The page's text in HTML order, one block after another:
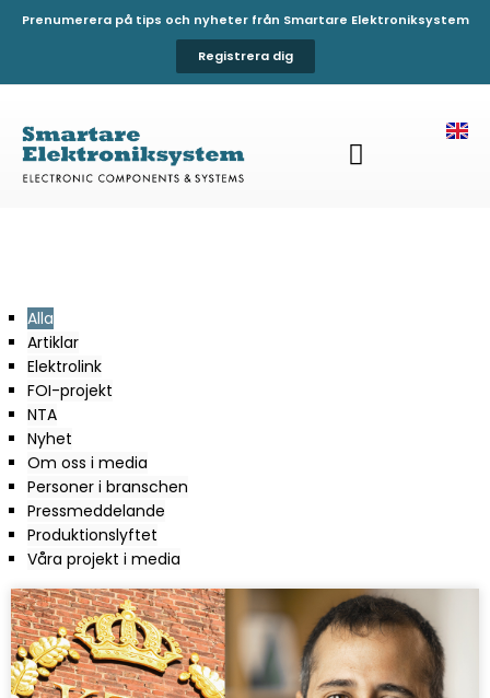
Prenumerera på tips och nyheter från Smartare Elektroniksystem
Registrera dig
Alla
Artiklar
Elektrolink
FOI-projekt
NTA
Nyhet
Om oss i media
Personer i branschen
Pressmeddelande
Produktionslyftet
Våra projekt i media